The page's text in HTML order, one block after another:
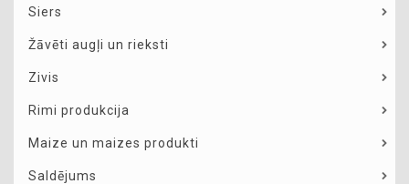
Siers
Žāvēti augļi un rieksti
Zivis
Rimi produkcija
Maize un maizes produkti
Saldējums